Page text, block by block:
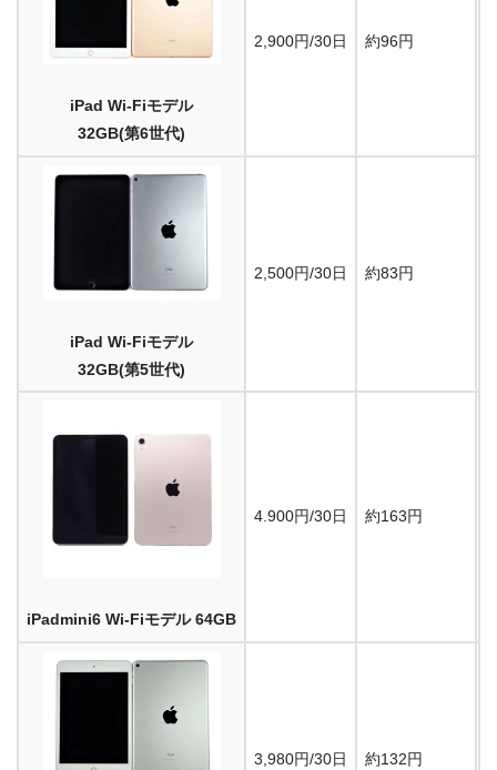
iPad Wi-Fiモデル
32GB(第6世代)
2,900円/30日 約96円
iPad Wi-Fiモデル
32GB(第5世代)
2,500円/30日 約83円
iPadmini6 Wi-Fiモデル 64GB
4.900円/30日 約163円
3,980円/30日 約132円